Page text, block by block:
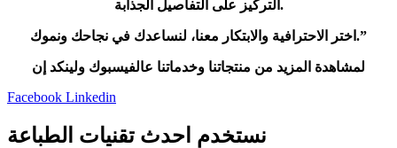
التركيز على التفاصيل الجذابة.
اختر الاحترافية والابتكار معنا، لنساعدك في نجاحك ونموك.”
لمشاهدة المزيد من منتجاتنا وخدماتنا عالفيسبوك ولينكد إن
Facebook Linkedin
نستخدم احدث تقنيات الطباعة